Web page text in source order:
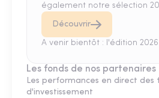
également notre sélection
Découvrir
A venir bientôt : l'édition 2026
Les fonds de nos partenaires
Les performances en direct des
d'investissement